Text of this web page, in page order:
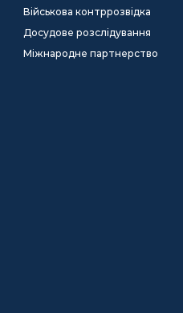
Військова контррозвідка
Досудове розслідування
Міжнародне партнерство